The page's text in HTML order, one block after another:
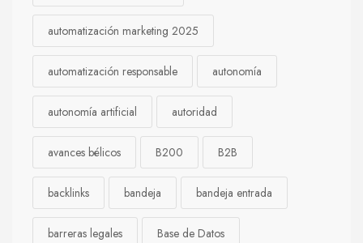
automatización marketing 2025
automatización responsable autonomía
autonomía artificial autoridad
avances bélicos B200 B2B
backlinks bandeja bandeja entrada
barreras legales Base de Datos